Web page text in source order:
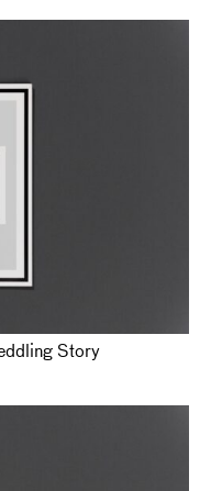
Story